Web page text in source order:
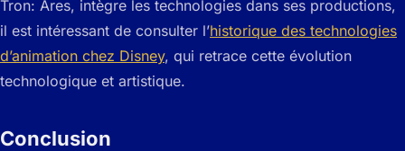
Tron: Ares, intègre les technologies dans ses productions,
il est intéressant de consulter l’historique des technologies
d’animation chez Disney, qui retrace cette évolution
technologique et artistique.
Conclusion